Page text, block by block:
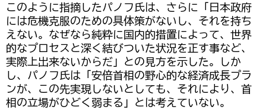
このように指摘したパノフ氏は、さらに「日本政府
には危機克服のための具体策がないし、それを持ち
えない。なぜなら純粋に国内的措置によって、世界
的なプロセスと深く結びついた状況を正す事など、
実際上出来ないからだ」との見方を示した。しか
し、パノフ氏は「安倍首相の野心的な経済成長プラ
ンが、この先実現しないとしても、それにより、首
相の立場がひどく弱まる」とは考えていない。